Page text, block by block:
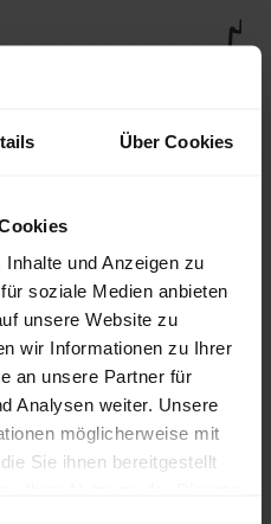
Über Cookies
und Anzeigen zu
soziale Medien anbieten
unsere Website zu
wir Informationen zu Ihrer
an unsere Partner für
Analysen weiter. Unsere
möglicherweise mit
Sie ihnen bereitgestellt
2026
Holzpellets in Deutschland
Pelletspreise-Seite